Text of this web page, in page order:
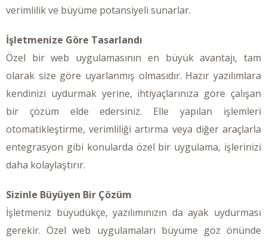
verimlilik ve büyüme potansiyeli sunarlar.
İşletmenize Göre Tasarlandı
Özel bir web uygulamasının en büyük avantajı, tam
olarak size göre uyarlanmış olmasıdır. Hazır yazılımlara
kendinizi uydurmak yerine, ihtiyaçlarınıza göre çalışan
bir çözüm elde edersiniz. Elle yapılan işlemleri
otomatikleştirme, verimliliği artırma veya diğer araçlarla
entegrasyon gibi konularda özel bir uygulama, işlerinizi
daha kolaylaştırır.
Sizinle Büyüyen Bir Çözüm
İşletmeniz büyüdükçe, yazılımınızın da ayak uydurması
gerekir. Özel web uygulamaları büyüme göz önünde